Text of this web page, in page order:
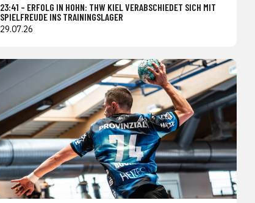
23:41 – ERFOLG IN HOHN: THW KIEL VERABSCHIEDET SICH MIT
SPIELFREUDE INS TRAININGSLAGER
29.07.26